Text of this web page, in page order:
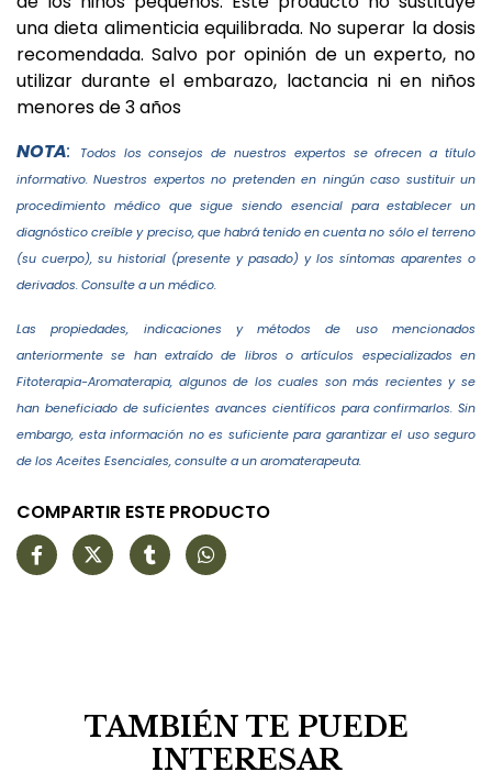
una dieta alimenticia equilibrada. No superar la dosis
recomendada. Salvo por opinión de un experto, no
utilizar durante el embarazo, lactancia ni en niños
menores de 3 años
NOTA: Todos los consejos de nuestros expertos se ofrecen a título
informativo.Nuestros expertos no pretenden en ningún caso sustituir un
procedimiento médico que sigue siendo esencial para establecer un
diagnóstico creíble y preciso, que habrá tenido en cuenta no sólo el terreno
(su cuerpo), su historial (presente y pasado) y los síntomas aparentes o
derivados. Consulte a un médico.
Las propiedades, indicaciones y métodos de uso mencionados
anteriormente se han extraído de libros o artículos especializados en
Fitoterapia-Aromaterapia, algunos de los cuales son más recientes y se
han beneficiado de suficientes avances científicos para confirmarlos. Sin
embargo, esta información no es suficiente para garantizar el uso seguro
de los Aceites Esenciales, consulte a un aromaterapeuta.
COMPARTIR ESTE PRODUCTO
TAMBIÉN TE PUEDE
INTERESAR